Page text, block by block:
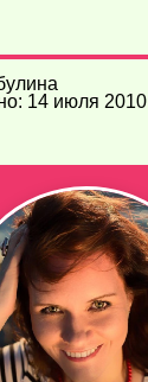
14 июля 2010